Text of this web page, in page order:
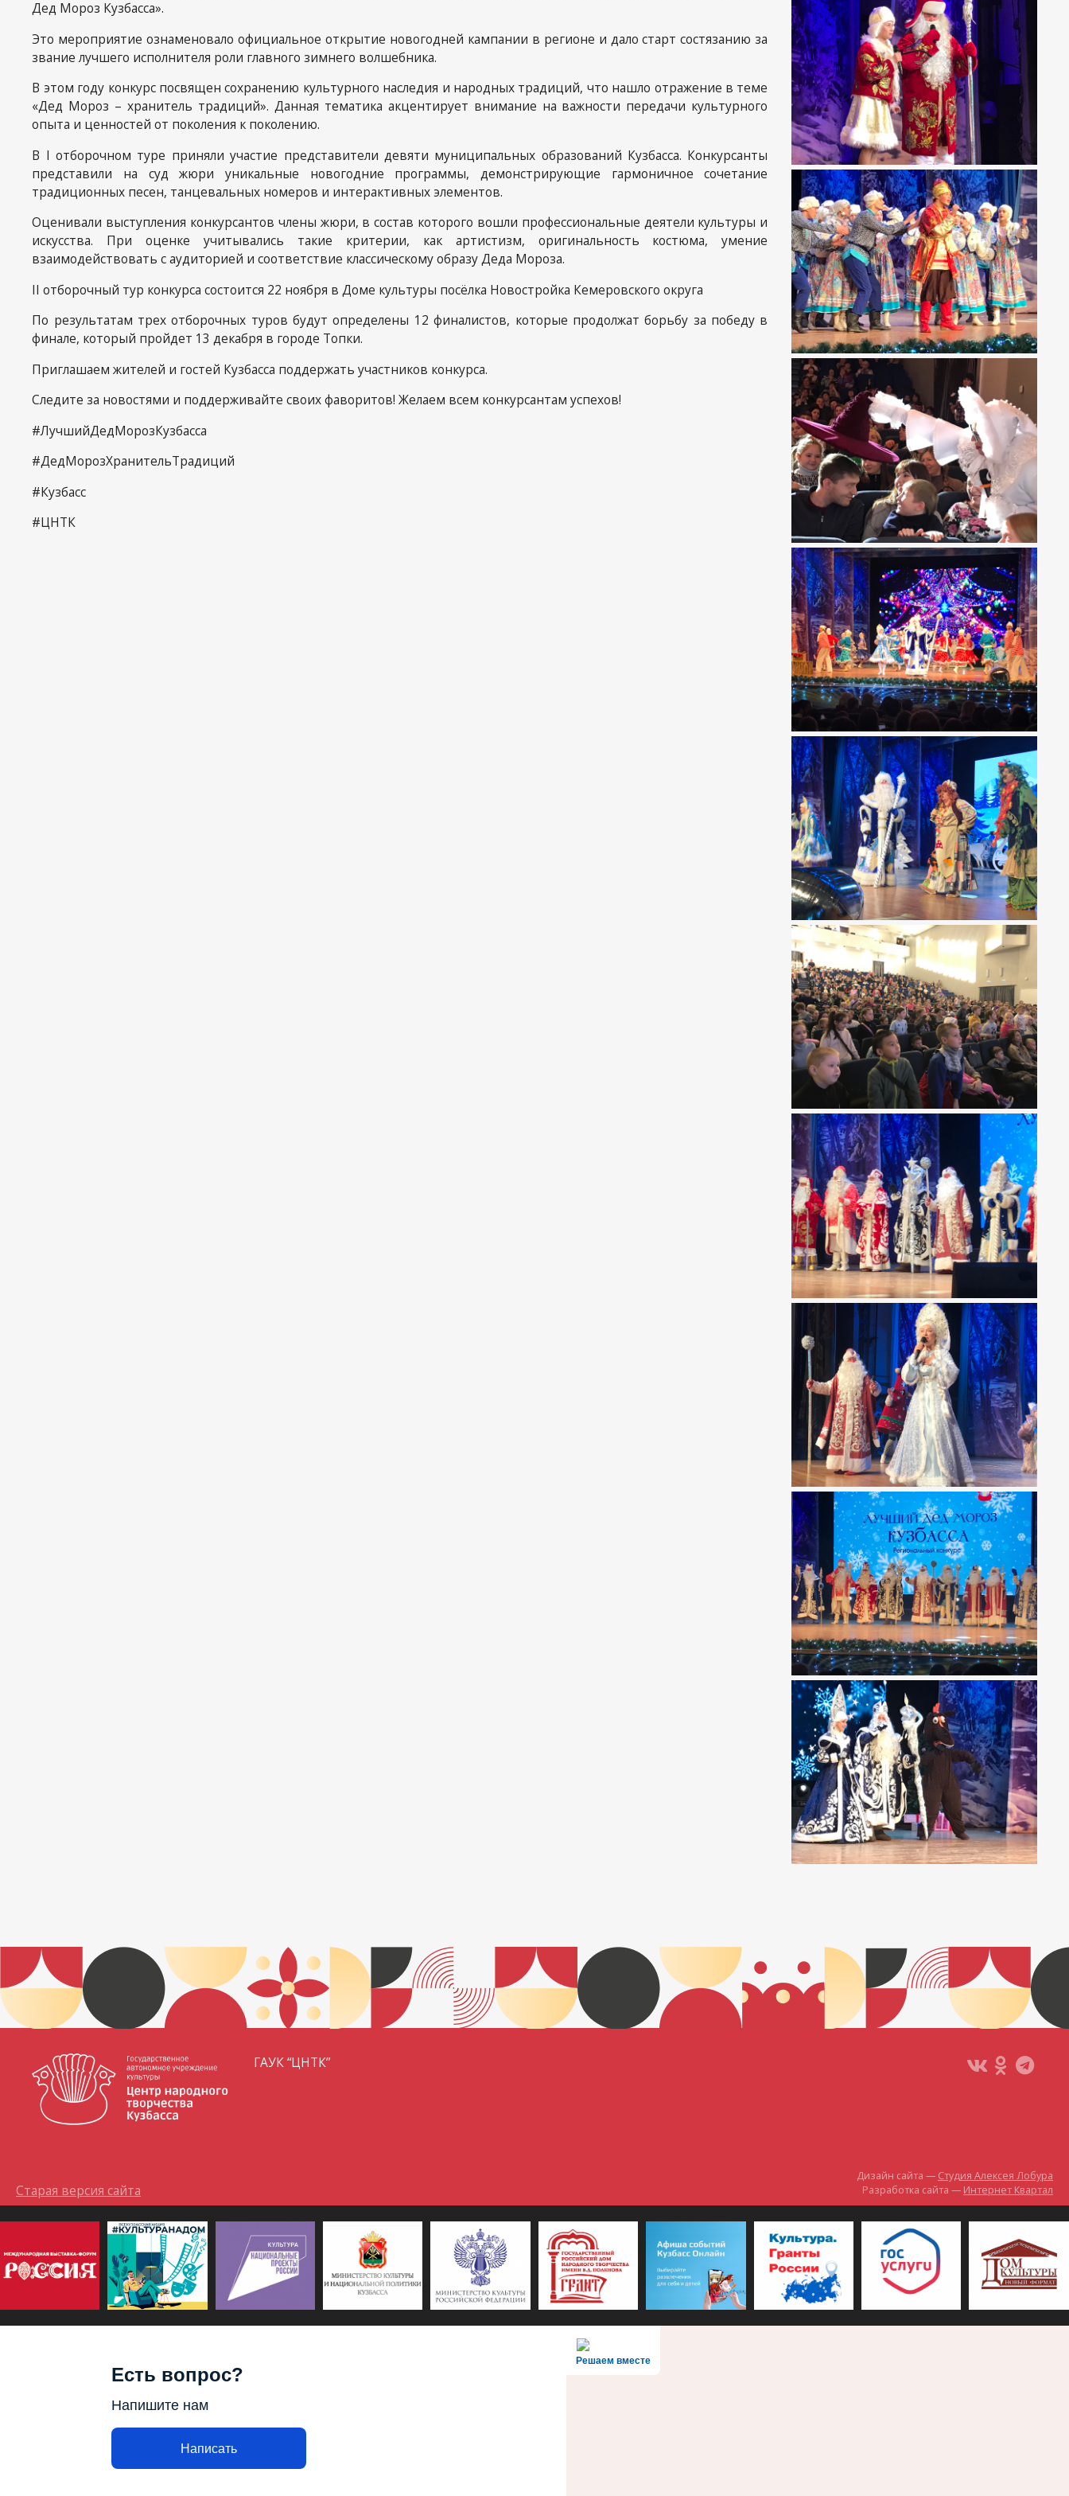
Обратная связь
безопасность
Дед Мороз Кузбасса».
Это мероприятие ознаменовало официальное открытие новогодней кампании в регионе и дало старт состязанию за
звание лучшего исполнителя роли главного зимнего волшебника.
В этом году конкурс посвящен сохранению культурного наследия и народных традиций, что нашло отражение в теме
«Дед Мороз – хранитель традиций». Данная тематика акцентирует внимание на важности передачи культурного
опыта и ценностей от поколения к поколению.
В I отборочном туре приняли участие представители девяти муниципальных образований Кузбасса. Конкурсанты
представили на суд жюри уникальные новогодние программы, демонстрирующие гармоничное сочетание
традиционных песен, танцевальных номеров и интерактивных элементов.
Оценивали выступления конкурсантов члены жюри, в состав которого вошли профессиональные деятели культуры и
искусства. При оценке учитывались такие критерии, как артистизм, оригинальность костюма, умение
взаимодействовать с аудиторией и соответствие классическому образу Деда Мороза.
II отборочный тур конкурса состоится 22 ноября в Доме культуры посёлка Новостройка Кемеровского округа
По результатам трех отборочных туров будут определены 12 финалистов, которые продолжат борьбу за победу в
финале, который пройдет 13 декабря в городе Топки.
Приглашаем жителей и гостей Кузбасса поддержать участников конкурса.
Следите за новостями и поддерживайте своих фаворитов! Желаем всем конкурсантам успехов!
#ЛучшийДедМорозКузбасса
#ДедМорозХранительТрадиций
#Кузбасс
#ЦНТК
ГАУК “ЦНТК”
Старая версия сайта
Дизайн сайта — Студия Алексея Лобура
Разработка сайта — Интернет Квартал
Решаем вместе
Есть вопрос?
Напишите нам
Написать